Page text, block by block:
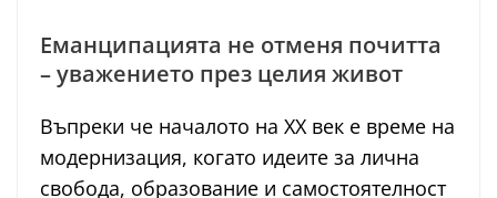
Еманципацията не отменя почитта
– уважението през целия живот
Въпреки че началото на XX век е време на
модернизация, когато идеите за лична
свобода, образование и самостоятелност